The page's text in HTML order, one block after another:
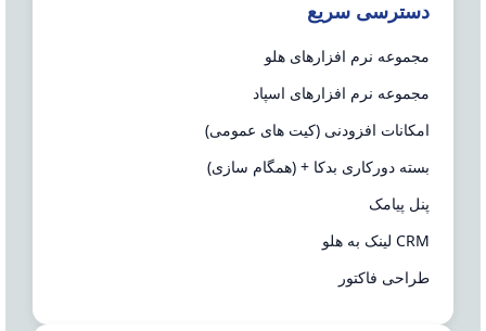
دسترسی سریع
مجموعه نرم افزارهای هلو
مجموعه نرم افزارهای اسپاد
امکانات افزودنی (کیت های عمومی)
بسته دورکاری بدکا + (همگام سازی)
پنل پیامک
CRM لینک به هلو
طراحی فاکتور